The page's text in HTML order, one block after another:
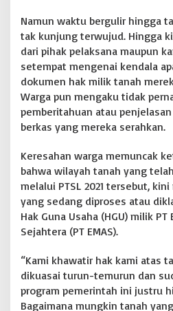
G
U
P
e
s
a
h
Namun waktu bergulir hingga
tak kunjung terwujud. Hingga
dari pihak pelaksana maupun
setempat mengenai kendala
dokumen hak milik tanah
Warga pun mengaku tidak
pemberitahuan atau
berkas yang mereka serahkan.
Keresahan warga memuncak
bahwa wilayah tanah yang
melalui PTSL 2021 tersebut,
yang sedang diproses atau
Hak Guna Usaha (HGU) milik
Sejahtera (PT EMAS).
“Kami khawatir hak kami atas
dikuasai turun-temurun dan
program pemerintah ini justru
Bagaimana mungkin tanah